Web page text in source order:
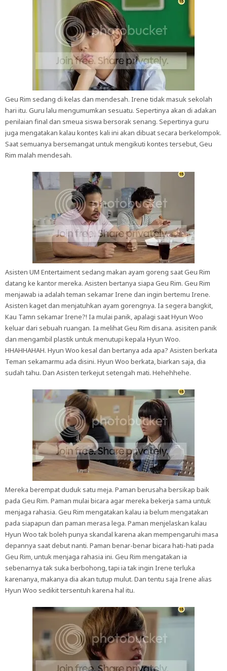
Geu Rim sedang di kelas dan mendesah. Irene tidak masuk sekolah
hari itu. Guru lalu mengumumkan sesuatu. Sepertinya akan di adakan
penilaian final dan smeua siswa bersorak senang. Sepertinya guru
juga mengatakan kalau kontes kali ini akan dibuat secara berkelompok.
Saat semuanya bersemangat untuk mengikuti kontes tersebut, Geu
Rim malah mendesah.
Asisten UM Entertaiment sedang makan ayam goreng saat Geu Rim
datang ke kantor mereka. Asisten bertanya siapa Geu Rim. Geu Rim
menjawab ia adalah teman sekamar Irene dan ingin bertemu Irene.
Asisten kaget dan menjatuhkan ayam gorengnya. Ia segera bangkit,
Kau Tamn sekamar Irene?! Ia mulai panik, apalagi saat Hyun Woo
keluar dari sebuah ruangan. Ia melihat Geu Rim disana. asisiten panik
dan mengambil plastik untuk menutupi kepala Hyun Woo.
HHAHHAHAH. Hyun Woo kesal dan bertanya ada apa? Asisten berkata
Teman sekamarmu ada disini. Hyun Woo berkata, biarkan saja, dia
sudah tahu. Dan Asisten terkejut setengah mati. Hehehhehe.
Mereka berempat duduk satu meja. Paman berusaha bersikap baik
pada Geu Rim. Paman mulai bicara agar mereka bekerja sama untuk
menjaga rahasia. Geu Rim mengatakan kalau ia belum mengatakan
pada siapapun dan paman merasa lega. Paman menjelaskan kalau
Hyun Woo tak boleh punya skandal karena akan mempengaruhi masa
depannya saat debut nanti. Paman benar-benar bicara hati-hati pada
Geu Rim, untuk menjaga rahasia ini. Geu Rim mengatakan ia
sebenarnya tak suka berbohong, tapi ia tak ingin Irene terluka
karenanya, makanya dia akan tutup mulut. Dan tentu saja Irene alias
Hyun Woo sedikit tersentuh karena hal itu.